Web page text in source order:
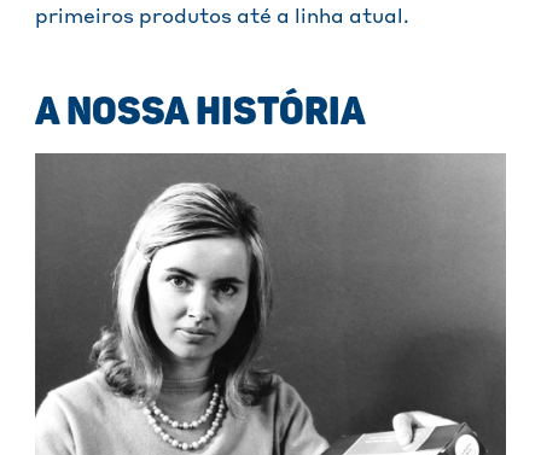
primeiros produtos até a linha atual.
A NOSSA HISTÓRIA